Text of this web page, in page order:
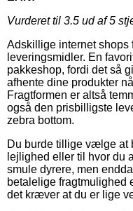
Vurderet til 3.5 ud af 5
Adskillige internet shops
leveringsmidler. En
pakkeshop, fordi det så
afhente dine produkter
Fragtformen er altså
også den prisbilligste
zebra bottom.
Du burde tillige vælge at
lejlighed eller til hvor du
smule dyrere, men
betalelige fragtmulighed
det kræver at du er lige